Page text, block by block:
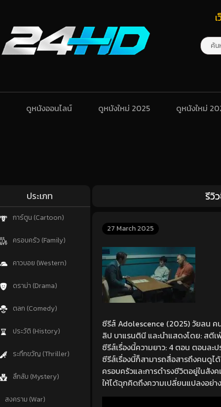
ดูหนังออนไลน์ ดูหนังใหม่ 2025 ดูหนังใหม่
ประเภท
การ์ตูน (Cartoon)
ครอบครัว (Family)
คาวบอย (Western)
ดราม่า (Drama)
ตลก (Comedy)
ประวัติ (History)
ระทึกขวัญ (Thriller)
ลึกลับ (Mystery)
สงคราม (War)
รีวิ
27 March 2025
ซีรีส์ Adolescence (2025) วัยลน
ลิป บาแรนตินี และนำแสดงโดย: สตีเ
ซีรีส์เรื่องนี้ความยาว: 4 ตอน ตอนละ
ซีรีส์เรื่องนี้ก็สามารถสื่อสารถึงคนดูไ
ครอบครัวและการดำรงชีวิตอยู่ในสั
ให้ได้ฉุกคิดถึงความเปลี่ยนแปลงอย่า